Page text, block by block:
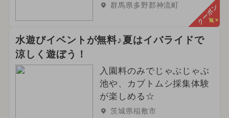
群馬県多野郡神流町 クーポン
水遊びイベントが無料♪夏はイバライドで
涼しく遊ぼう！
入園料のみでじゃぶじゃぶ
池や、カブトムシ採集体験
が楽しめる☆
茨城県稲敷市